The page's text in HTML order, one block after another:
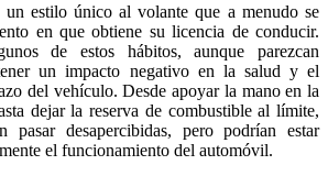
un estilo único al volante que a menudo se
en que obtiene su licencia de conducir.
de estos hábitos, aunque parezcan
un impacto negativo en la salud y el
del vehículo. Desde apoyar la mano en la
dejar la reserva de combustible al límite,
pasar desapercibidas, pero podrían estar
el funcionamiento del automóvil.